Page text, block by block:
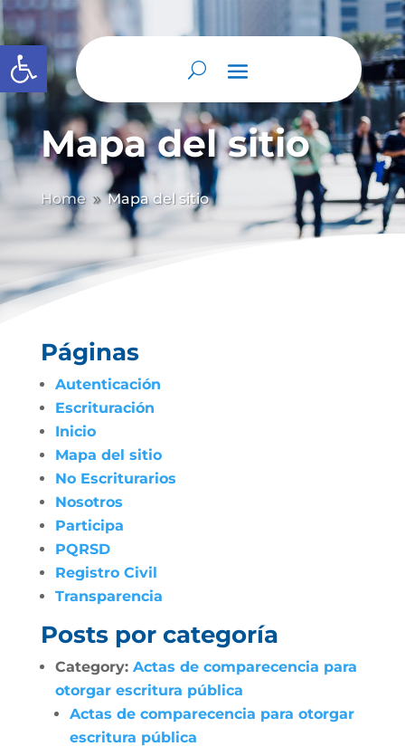
Abrir barra de herramientas
Mapa del sitio
Home 9 Mapa del sitio
Páginas
Autenticación
Escrituración
Inicio
Mapa del sitio
No Escriturarios
Nosotros
Participa
PQRSD
Registro Civil
Transparencia
Posts por categoría
Category: Actas de comparecencia para
otorgar escritura pública
Actas de comparecencia para otorgar
escritura pública